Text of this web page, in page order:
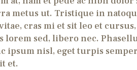
metus ut. Tristique in
cras mi et sit leo et
lorem sed, libero nec.
ipsum nisl, eget turpis
et.